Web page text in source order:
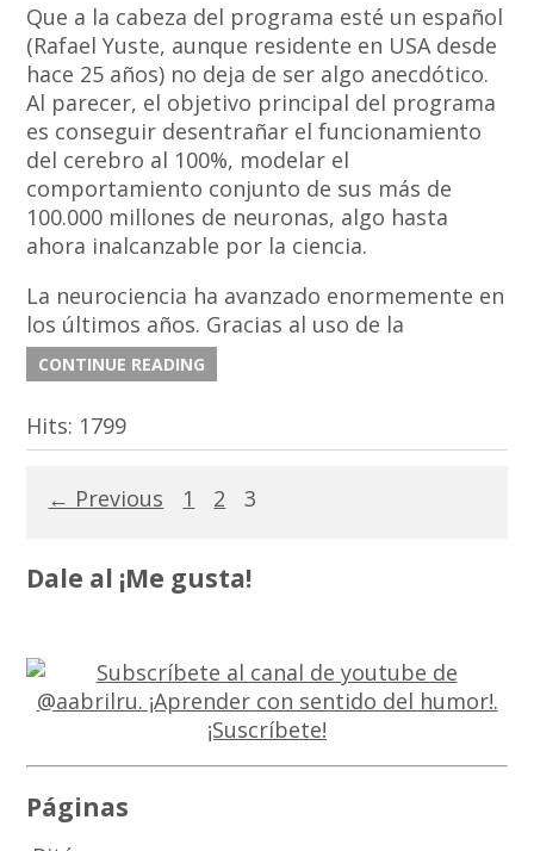
Que a la cabeza del programa esté un español
(Rafael Yuste, aunque residente en USA desde
hace 25 años) no deja de ser algo anecdótico.
Al parecer, el objetivo principal del programa
es conseguir desentrañar el funcionamiento
del cerebro al 100%, modelar el
comportamiento conjunto de sus más de
100.000 millones de neuronas, algo hasta
ahora inalcanzable por la ciencia.
La neurociencia ha avanzado enormemente en
los últimos años. Gracias al uso de la
CONTINUE READING
Hits: 1799
← Previous 1 2 3
Dale al ¡Me gusta!
Páginas